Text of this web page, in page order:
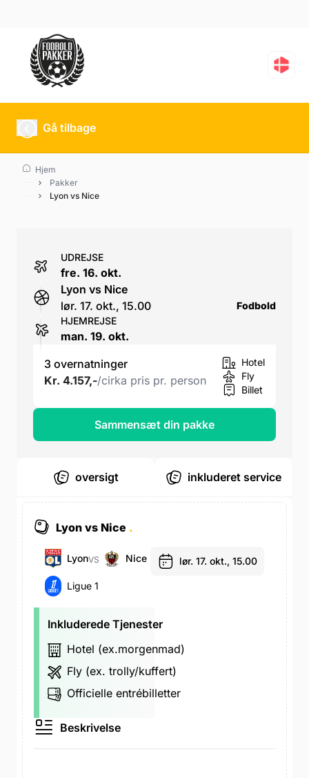
Lyon vs Nice
Gå tilbage
Hjem
Pakker
Lyon vs Nice
oversigt inkluderet service
Lyon vs Nice .
LyonVS Nice lør. 17. okt., 15.00
Ligue 1
Inkluderede Tjenester
Hotel (ex.morgenmad)
Fly (ex. trolly/kuffert)
Officielle entrébilletter
Beskrivelse
UDREJSE
fre. 16. okt.
Lyon vs Nice
lør. 17. okt., 15.00
Fodbold
HJEMREJSE
man. 19. okt.
3 overnatninger
Kr. 4.157,-/cirka pris pr. person
Hotel
Fly
Billet
Sammensæt din pakke